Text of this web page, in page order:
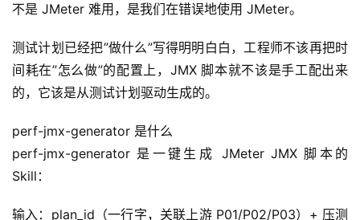
不是 JMeter 难用，是我们在错误地使用 JMeter。
测试计划已经把”做什么”写得明明白白，工程师不该再把时
间耗在”怎么做”的配置上，JMX 脚本就不该是手工配出来
的，它该是从测试计划驱动生成的。
perf-jmx-generator 是什么
perf-jmx-generator 是一键生成 JMeter JMX 脚本的
Skill：
输入：plan_id（一行字，关联上游 P01/P02/P03）+ 压测